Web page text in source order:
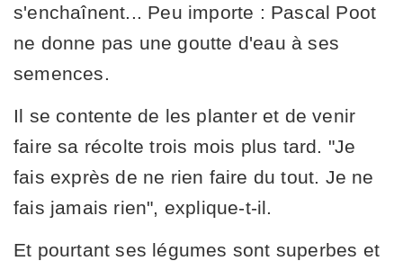
s'enchaînent... Peu importe : Pascal Poot
ne donne pas une goutte d'eau à ses
semences.
Il se contente de les planter et de venir
faire sa récolte trois mois plus tard. "Je
fais exprès de ne rien faire du tout. Je ne
fais jamais rien", explique-t-il.
Et pourtant ses légumes sont superbes et